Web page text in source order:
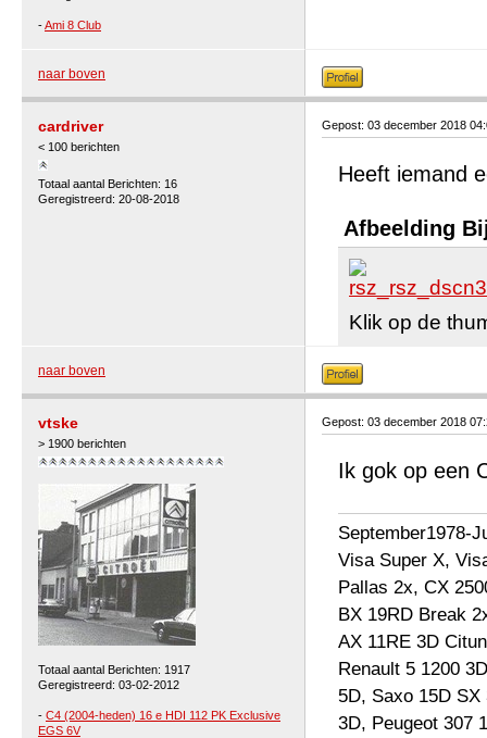
-Ami 8 Club
naar boven
cardriver
< 100 berichten
Totaal aantal Berichten: 16
Geregistreerd: 20-08-2018
Gepost: 03 december 2018
Heeft iemand
Afbeelding
Klik op de
naar boven
vtske
> 1900 berichten
Totaal aantal Berichten: 1917
Geregistreerd: 03-02-2012
- C4 (2004-heden) 16 e HDI 112 PK Exclusive
EGS 6V
Gepost: 03 december 2018
Ik gok op een
September1978-
Visa Super X,
Pallas 2x, CX
BX 19RD Break
AX 11RE 3D
Renault 5 1200
5D, Saxo 15D
3D, Peugeot 307